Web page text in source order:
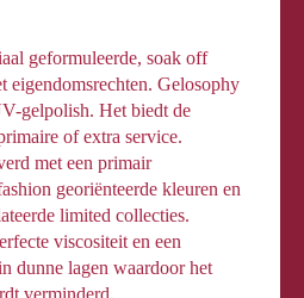
geformuleerde, soak off
Gelosophy
gelpolish. Het biedt de
of extra service.
met een primair
georiënteerde kleuren en
limited collecties.
viscositeit en een
dunne lagen waardoor het
verminderd.